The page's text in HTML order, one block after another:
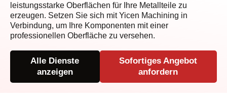
leistungsstarke Oberflächen für Ihre Metallteile zu
erzeugen. Setzen Sie sich mit Yicen Machining in
Verbindung, um Ihre Komponenten mit einer
professionellen Oberfläche zu versehen.
Alle Dienste
anzeigen
Sofortiges Angebot
anfordern